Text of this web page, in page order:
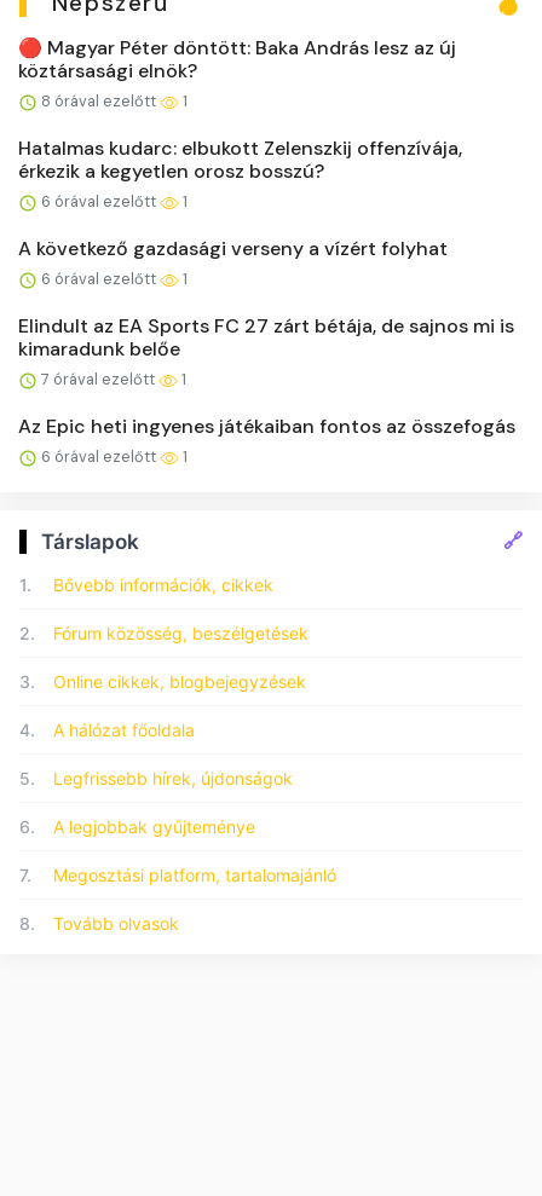
🔴 Magyar Péter döntött: Baka András lesz az új
köztársasági elnök?
8 órával ezelőtt 1
Hatalmas kudarc: elbukott Zelenszkij offenzívája,
érkezik a kegyetlen orosz bosszú?
6 órával ezelőtt 1
A következő gazdasági verseny a vízért folyhat
6 órával ezelőtt 1
Elindult az EA Sports FC 27 zárt bétája, de sajnos mi is
kimaradunk belőe
7 órával ezelőtt 1
Az Epic heti ingyenes játékaiban fontos az összefogás
6 órával ezelőtt 1
Társlapok 🔗
1. Bővebb információk, cikkek
2. Fórum közösség, beszélgetések
3. Online cikkek, blogbejegyzések
4. A hálózat főoldala
5. Legfrissebb hírek, újdonságok
6. A legjobbak gyűjteménye
7. Megosztási platform, tartalomajánló
8. Tovább olvasok